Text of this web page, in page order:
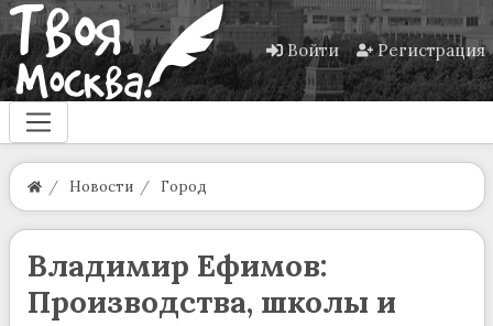
Войти Регистрация
Новости Город
Владимир Ефимов:
Производства, школы и